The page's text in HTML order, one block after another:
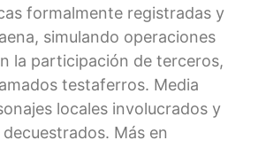
formalmente registradas y
simulando operaciones
la participación de terceros,
testaferros. Media
locales involucrados y
Más en